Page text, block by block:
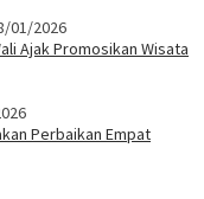
01/2026
Ajak Promosikan Wisata
Perbaikan Empat